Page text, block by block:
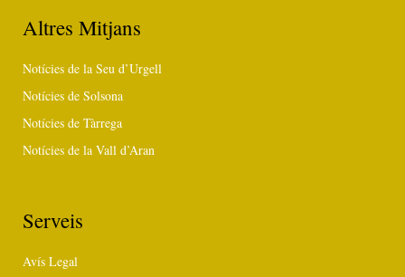
Altres Mitjans
Notícies de la Seu d’Urgell
Notícies de Solsona
Notícies de Tàrrega
Notícies de la Vall d’Aran
Serveis
Avís Legal